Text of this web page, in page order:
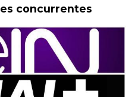
concurrentes